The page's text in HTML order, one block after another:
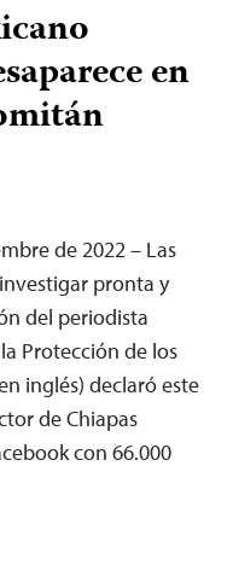
en
de 2022 – Las
pronta y
del periodista
Protección de los
inglés) declaró este
de Chiapas
con 66.000